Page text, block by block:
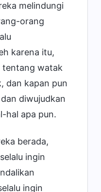
melindungi
orang
karena itu,
tentang watak
dan kapan pun
diwujudkan
hal apa pun.
berada,
ingin
ingin